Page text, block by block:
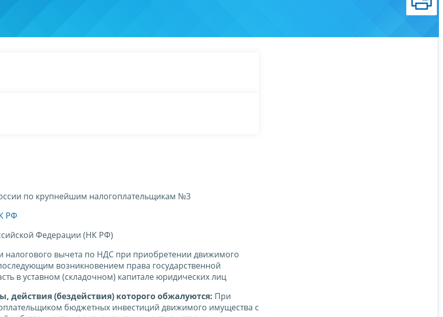
по крупнейшим налогоплательщикам №3
РФ
Федерации (НК РФ)
налогового вычета по НДС при приобретении движимого
возникновением права государственной
в уставном (складочном) капитале юридических лиц
действия (бездействия) которого обжалуются: При
бюджетных инвестиций движимого имущества с